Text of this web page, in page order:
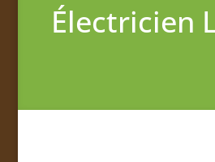
Électricien